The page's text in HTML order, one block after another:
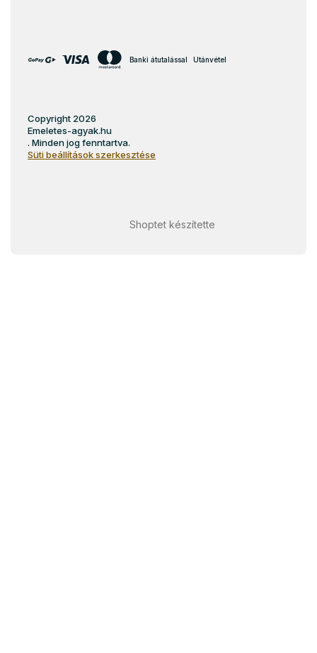
Banki átutalással Utánvétel
Shoptet készítette
Copyright 2026
Emeletes-agyak.hu
. Minden jog fenntartva.
Süti beállítások szerkesztése